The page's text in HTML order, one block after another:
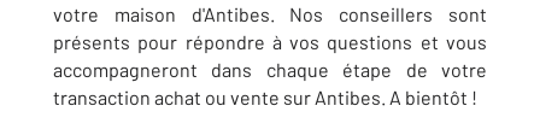
votre maison d'Antibes. Nos conseillers sont
présents pour répondre à vos questions et vous
accompagneront dans chaque étape de votre
transaction achat ou vente sur Antibes. A bientôt !